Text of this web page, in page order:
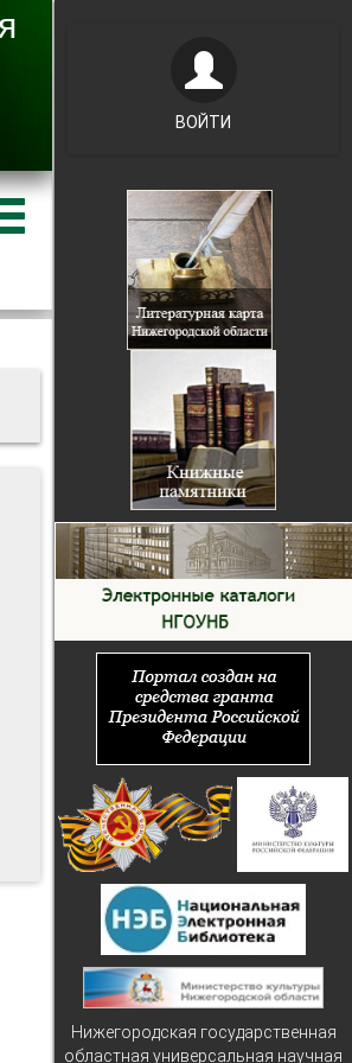
ВОЙТИ
Нижегородская государственная
областная универсальная научная